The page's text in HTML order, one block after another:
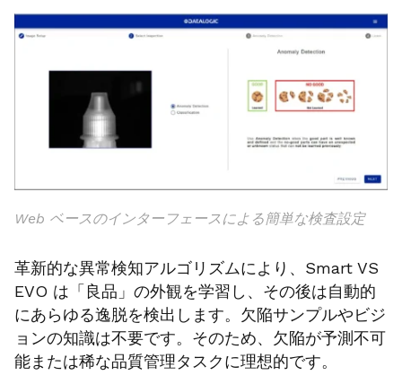
Web ベースのインターフェースによる簡単な検査設定
革新的な異常検知アルゴリズムにより、Smart VS
EVO は「良品」の外観を学習し、その後は自動的
にあらゆる逸脱を検出します。欠陥サンプルやビジ
ョンの知識は不要です。そのため、欠陥が予測不可
能または稀な品質管理タスクに理想的です。